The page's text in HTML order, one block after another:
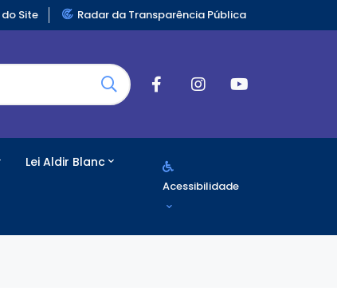
Site Radar da Transparência Pública
Lei Aldir Blanc
Acessibilidade